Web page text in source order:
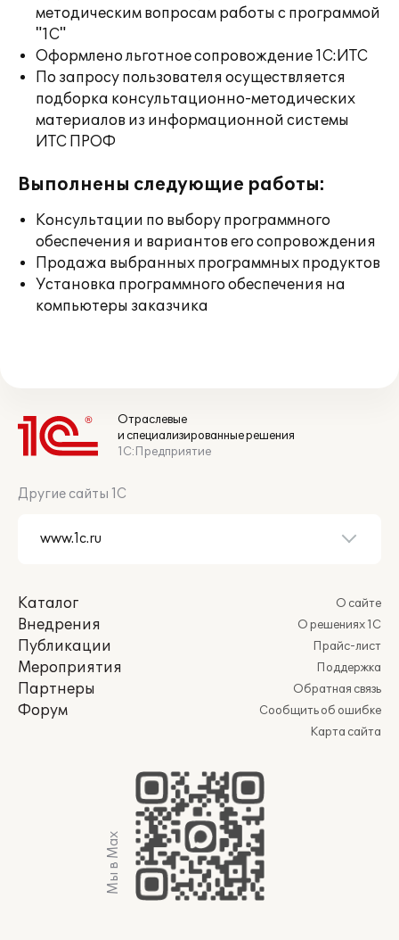
методическим вопросам работы с программой
"1С"
Оформлено льготное сопровождение 1С:ИТС
По запросу пользователя осуществляется
подборка консультационно-методических
материалов из информационной системы
ИТС ПРОФ
Выполнены следующие работы:
Консультации по выбору программного
обеспечения и вариантов его сопровождения
Продажа выбранных программных продуктов
Установка программного обеспечения на
компьютеры заказчика
Отраслевые
и специализированные решения
1С:Предприятие
Другие сайты 1С
Каталог
Внедрения
Публикации
Мероприятия
Партнеры
Форум
О сайте
О решениях 1С
Прайс-лист
Поддержка
Обратная связь
Сообщить об ошибке
Карта сайта
Мы в Max